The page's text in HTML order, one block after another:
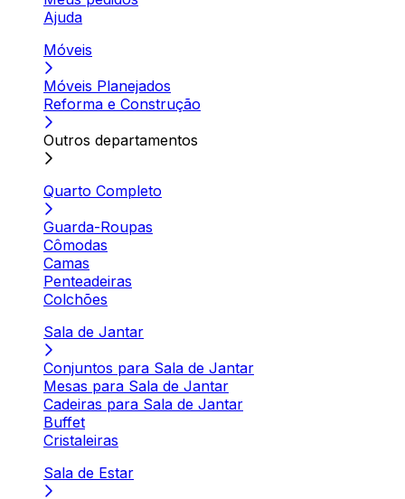
Ajuda
Móveis
Móveis Planejados
Reforma e Construção
Outros departamentos
Quarto Completo
Guarda-Roupas
Cômodas
Camas
Penteadeiras
Colchões
Sala de Jantar
Conjuntos para Sala de Jantar
Mesas para Sala de Jantar
Cadeiras para Sala de Jantar
Buffet
Cristaleiras
Sala de Estar